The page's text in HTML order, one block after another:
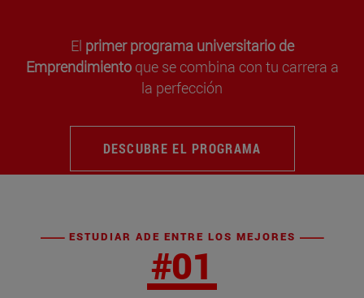
El primer programa universitario de
Emprendimientoque se combina con tu carrera a
la perfección
DESCUBRE EL PROGRAMA
ESTUDIAR ADE ENTRE LOS MEJORES
#01